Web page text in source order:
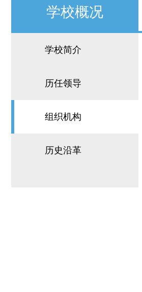
学校概况
学校简介
历任领导
组织机构
历史沿革